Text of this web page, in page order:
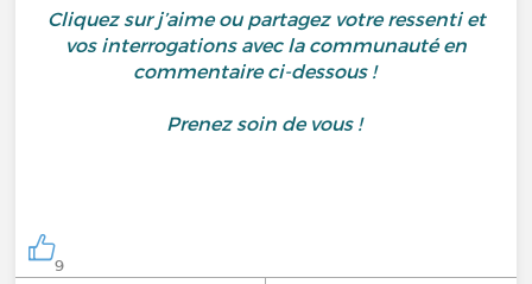
Cliquez sur j’aime ou partagez votre ressenti et
vos interrogations avec la communauté en
commentaire ci-dessous !
Prenez soin de vous !
9